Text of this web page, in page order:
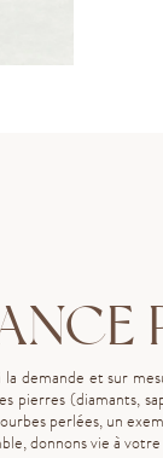
demande et sur
pierres (diamants,
perlées, un
donnons vie à